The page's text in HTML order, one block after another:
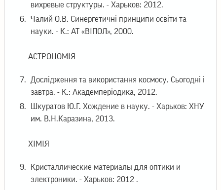
вихревые структуры. - Харьков: 2012.
Чалий О.В. Синергетичні принципи освіти та
науки. - К.: АТ «ВІПОЛ», 2000.
АСТРОНОМІЯ
Дослідження та використання космосу. Сьогодні і
завтра. - К.: Академперіодика, 2012.
Шкуратов Ю.Г. Хождение в науку. - Харьков: ХНУ
им. В.Н.Каразина, 2013.
ХІМІЯ
Кристаллические материалы для оптики и
электроники. - Харьков: 2012 .